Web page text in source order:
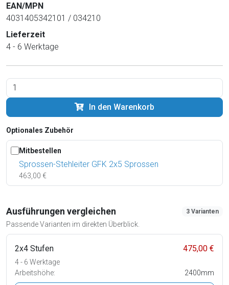
EAN/MPN
4031405342101 / 034210
Lieferzeit
4 - 6 Werktage
In den Warenkorb
Optionales Zubehör
Mitbestellen
Sprossen-Stehleiter GFK 2x5 Sprossen
463,00 €
Ausführungen vergleichen
Passende Varianten im direkten Überblick.
3 Varianten
2x4 Stufen 475,00 €
4 - 6 Werktage
Arbeitshöhe:
2400mm